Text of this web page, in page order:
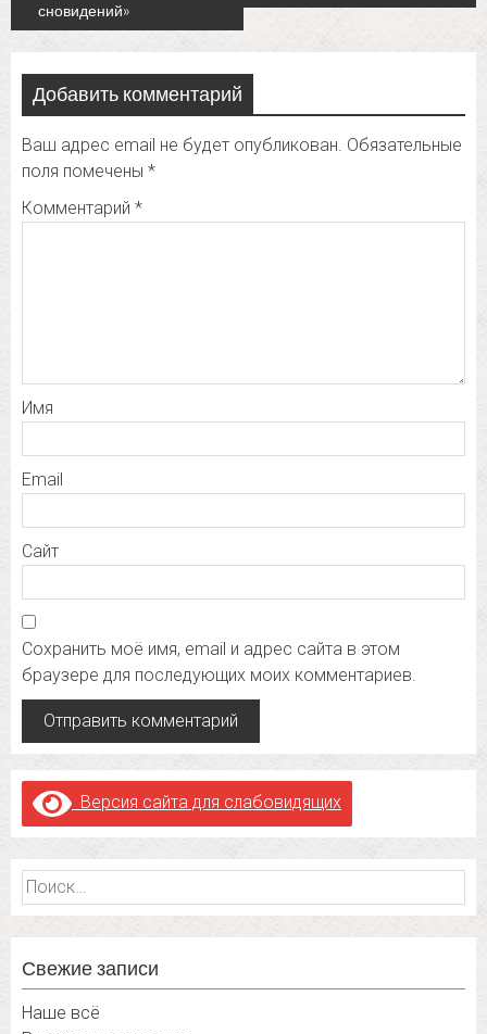
сновидений»
Добавить комментарий
Ваш адрес email не будет опубликован. Обязательные
поля помечены *
Комментарий *
Имя
Email
Сайт
Сохранить моё имя, email и адрес сайта в этом
браузере для последующих моих комментариев.
Версия сайта для слабовидящих
Найти:
Свежие записи
Наше всё